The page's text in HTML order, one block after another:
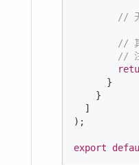
//
//
//
      }
    }
  ]
);
export